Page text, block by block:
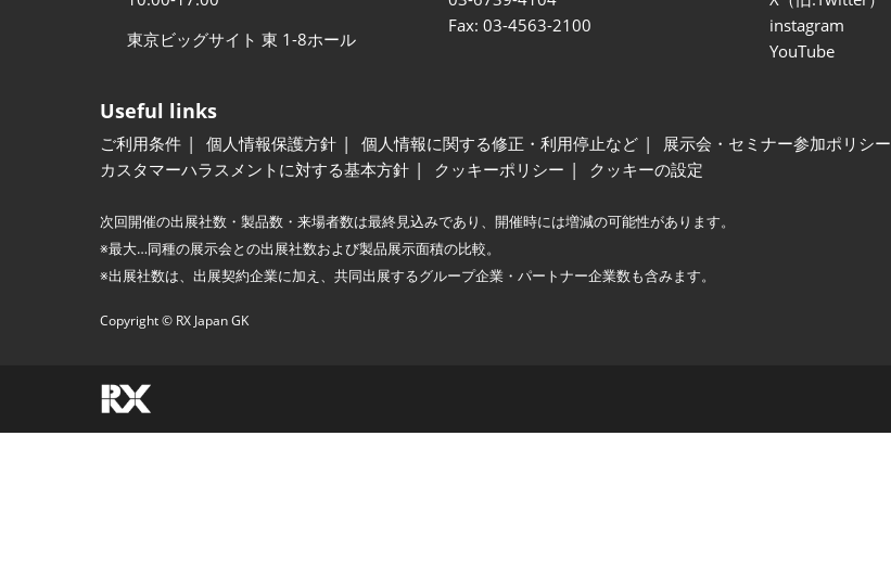
東京ビッグサイト 東 1-8ホール
Fax: 03-4563-2100
instagram
YouTube
Useful links
ご利用条件 個人情報保護方針 個人情報に関する修正・利用停止など 展示会・セミナー参加ポリシー
カスタマーハラスメントに対する基本方針
クッキーポリシー クッキーの設定
次回開催の出展社数・製品数・来場者数は最終見込みであり、開催時には増減の可能性があります。
※最大…同種の展示会との出展社数および製品展示面積の比較。
※出展社数は、出展契約企業に加え、共同出展するグループ企業・パートナー企業数も含みます。
Copyright © RX Japan GK